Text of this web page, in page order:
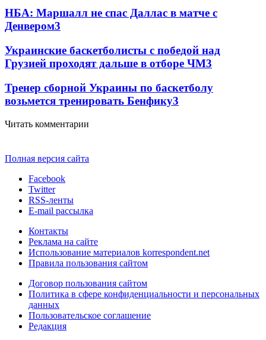
НБА: Маршалл не спас Даллас в матче с
Денвером3
Украинские баскетболисты с победой над
Грузией проходят дальше в отборе ЧМ3
Тренер сборной Украины по баскетболу
возьмется тренировать Бенфику3
Читать комментарии
Полная версия сайта
Facebook
Twitter
RSS-ленты
E-mail рассылка
Контакты
Реклама на сайте
Использование материалов korrespondent.net
Правила пользования сайтом
Договор пользования сайтом
Политика в сфере конфиденциальности и персональных
данных
Пользовательское соглашение
Редакция